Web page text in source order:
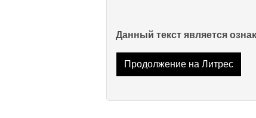
Данный текст является
Продолжение на Литрес